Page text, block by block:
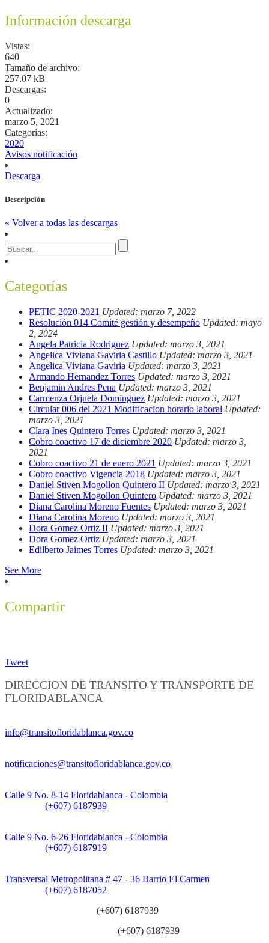
Información descarga
Vistas:
640
Tamaño de archivo:
257.07 kB
Descargas:
0
Actualizado:
marzo 5, 2021
Categorías:
2020
Avisos notificación
Descarga
Descripción
« Volver a todas las descargas
Categorías
PETIC 2020-2021 Updated: marzo 7, 2022
Resolución 014 Comité gestión y desempeño Updated: mayo
2, 2024
Angela Patricia Rodriguez Updated: marzo 3, 2021
Angelica Viviana Gaviria Castillo Updated: marzo 3, 2021
Angelica Viviana Gaviria Updated: marzo 3, 2021
Armando Hernandez Torres Updated: marzo 3, 2021
Benjamin Andres Pena Updated: marzo 3, 2021
Carmenza Orjuela Dominguez Updated: marzo 3, 2021
Circular 006 del 2021 Modificacion horario laboral Updated:
marzo 3, 2021
Clara Ines Quintero Torres Updated: marzo 3, 2021
Cobro coactivo 17 de diciembre 2020 Updated: marzo 3,
2021
Cobro coactivo 21 de enero 2021 Updated: marzo 3, 2021
Cobro coactivo Vigencia 2018 Updated: marzo 3, 2021
Daniel Stiven Mogollon Quintero II Updated: marzo 3, 2021
Daniel Stiven Mogollon Quintero Updated: marzo 3, 2021
Diana Carolina Moreno Fuentes Updated: marzo 3, 2021
Diana Carolina Moreno Updated: marzo 3, 2021
Dora Gomez Ortiz II Updated: marzo 3, 2021
Dora Gomez Ortiz Updated: marzo 3, 2021
Edilberto Jaimes Torres Updated: marzo 3, 2021
See More
Compartir
Tweet
DIRECCION DE TRANSITO Y TRANSPORTE DE
FLORIDABLANCA
info@transitofloridablanca.gov.co
notificaciones@transitofloridablanca.gov.co
Calle 9 No. 8-14 Floridablanca - Colombia
(+607) 6187939
Calle 9 No. 6-26 Floridablanca - Colombia
(+607) 6187919
Transversal Metropolitana # 47 - 36 Barrio El Carmen
(+607) 6187052
(+607) 6187939
(+607) 6187939